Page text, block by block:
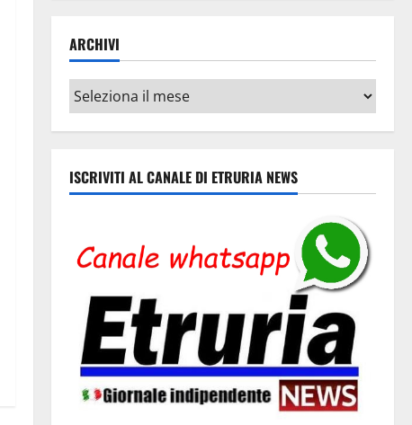
ARCHIVI
Archivi
ISCRIVITI AL CANALE DI ETRURIA NEWS